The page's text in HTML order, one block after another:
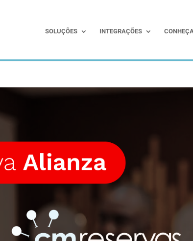
SOLUÇÕES INTEGRAÇÕES